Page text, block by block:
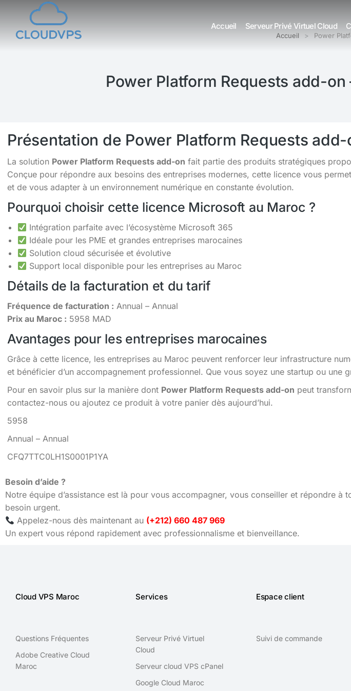
Accueil Serveur Privé Virtuel Cloud
Vous êtes ici : Accueil Power
Power Platform Requests add-
Présentation de Power Platform Requests
La solution Power Platform Requests add-on fait partie des produits stratégiques
Conçue pour répondre aux besoins des entreprises modernes, cette licence vous
et de vous adapter à un environnement numérique en constante évolution.
Pourquoi choisir cette licence Microsoft au Maroc ?
Intégration parfaite avec l’écosystème Microsoft 365
Idéale pour les PME et grandes entreprises marocaines
Solution cloud sécurisée et évolutive
Support local disponible pour les entreprises au Maroc
Détails de la facturation et du tarif
Fréquence de facturation : Annual – Annual
Prix au Maroc : 5958 MAD
Avantages pour les entreprises marocaines
Grâce à cette licence, les entreprises au Maroc peuvent renforcer leur infrastructure
et bénéficier d’un accompagnement professionnel. Que vous soyez une startup ou une
Pour en savoir plus sur la manière dont Power Platform Requests add-on peut
contactez-nous ou ajoutez ce produit à votre panier dès aujourd’hui.
5958
Annual – Annual
CFQ7TTC0LH1S0001P1YA
Besoin d’aide ?
Notre équipe d’assistance est là pour vous accompagner, vous conseiller et répondre
besoin urgent.
Appelez-nous dès maintenant au (+212) 660 487 969
Un expert vous répond rapidement avec professionnalisme et bienveillance.
Cloud VPS Maroc
Questions Fréquentes
Adobe Creative Cloud
Maroc
Services
Serveur Privé Virtuel
Cloud
Serveur cloud VPS cPanel
Google Cloud Maroc
Espace client
Suivi de commande